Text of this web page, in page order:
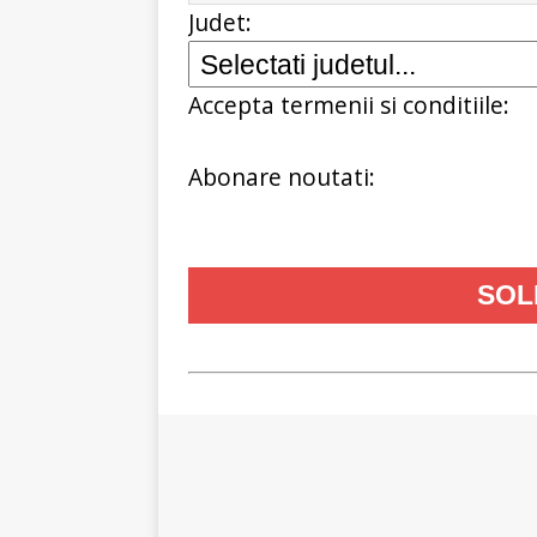
Judet:
Accepta termenii si conditiile:
Abonare noutati: